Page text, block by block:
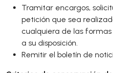
Tramitar encargos,
petición que sea
cualquiera de las
a su disposición.
Remitir el boletín de